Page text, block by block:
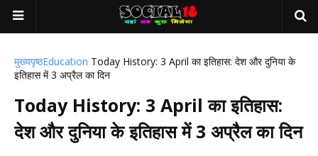
मुख्यपृष्ठEducation Today History: 3 April का इतिहास: देश और दुनिया के
इतिहास में 3 अप्रैल का दिन
Today History: 3 April का इतिहास:
देश और दुनिया के इतिहास में 3 अप्रैल का दिन